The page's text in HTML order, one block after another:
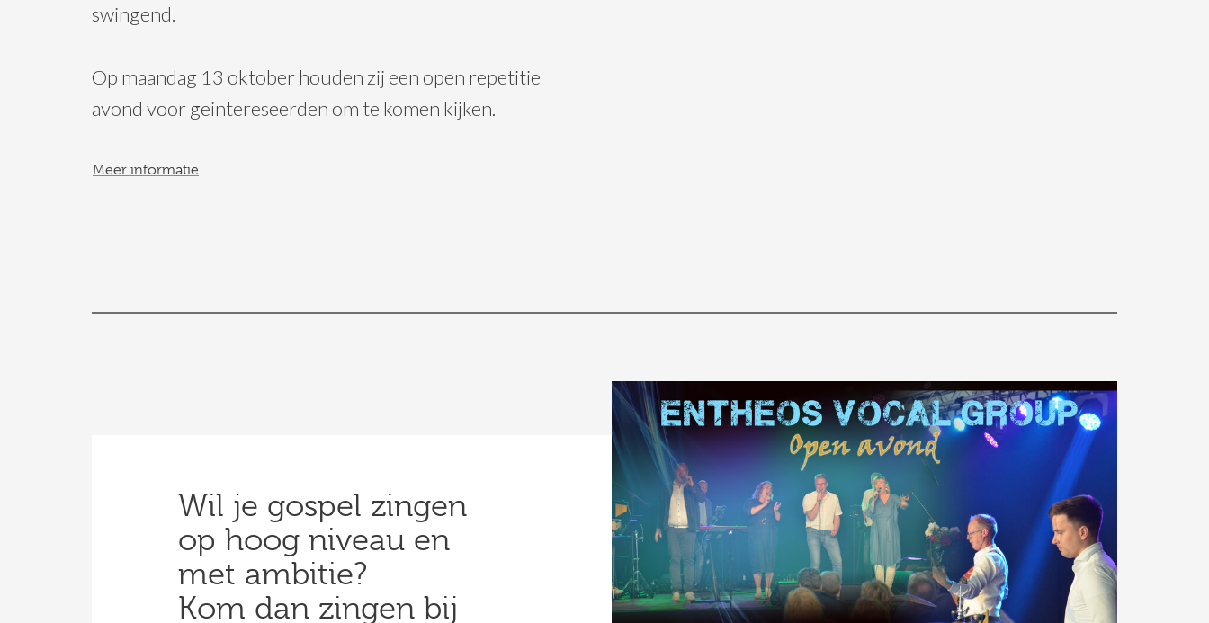
swingend.
Op maandag 13 oktober houden zij een open repetitie
avond voor geintereseerden om te komen kijken.
Meer informatie
Wil je gospel zingen
op hoog niveau en
met ambitie?
Kom dan zingen bij